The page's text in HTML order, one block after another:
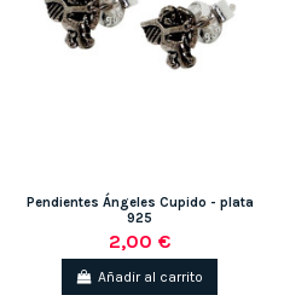
Pendientes Ángeles Cupido - plata
925
2,00 €
Añadir al carrito